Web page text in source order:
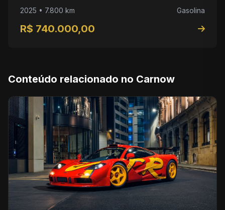
2025 • 7.800 km Gasolina
R$ 740.000,00
Conteúdo relacionado no Carnow